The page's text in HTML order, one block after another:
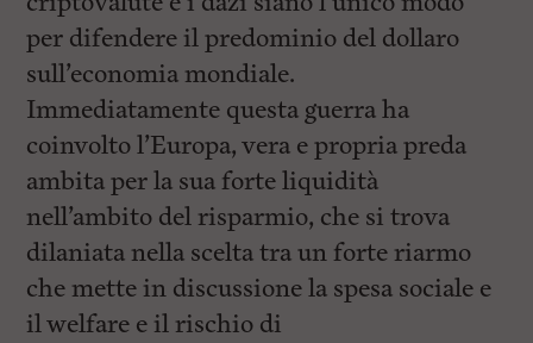
per difendere il predominio del dollaro
sull’economia mondiale.
Immediatamente questa guerra ha
coinvolto l’Europa, vera e propria preda
ambita per la sua forte liquidità
nell’ambito del risparmio, che si trova
dilaniata nella scelta tra un forte riarmo
che mette in discussione la spesa sociale e
il welfare e il rischio di